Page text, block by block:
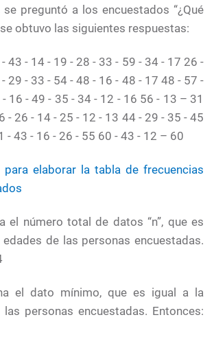
se preguntó a los encuestados “¿Qué
obtuvo las siguientes respuestas:
43 - 14 - 19 - 28 - 33 - 59 - 34 - 17 26 -
29 - 33 - 54 - 48 - 16 - 48 - 17 48 - 57 -
16 - 49 - 35 - 34 - 12 - 16 56 - 13 – 31
- 26 - 14 - 25 - 12 - 13 44 - 29 - 35 - 45
- 43 - 16 - 26 - 55 60 - 43 - 12 – 60
para elaborar la tabla de frecuencias
el número total de datos “n”, que es
de las personas encuestadas.
el dato mínimo, que es igual a la
personas encuestadas. Entonces: